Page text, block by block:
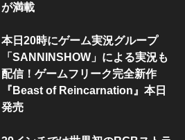
が満載
本日20時にゲーム実況グループ
「SANNINSHOW」による実況も
配信！ゲームフリーク完全新作
『Beast of Reincarnation』本日
発売